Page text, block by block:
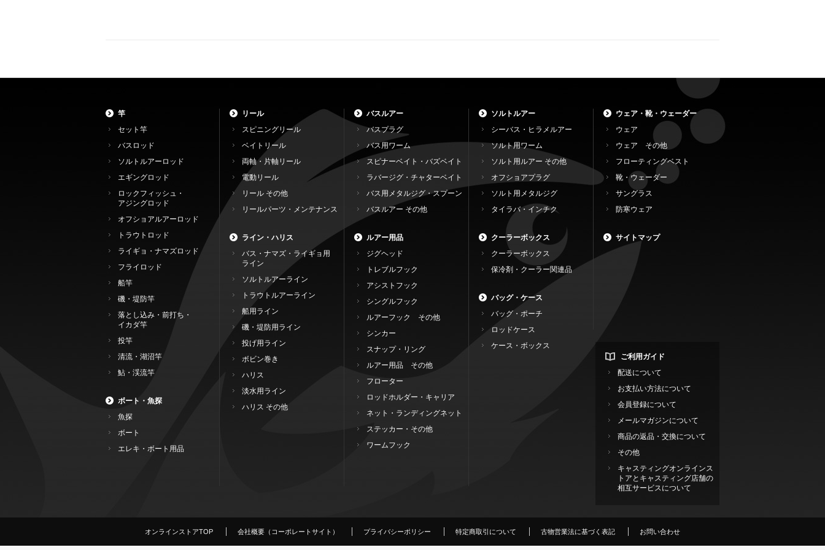
竿
セット竿
バスロッド
ソルトルアーロッド
エギングロッド
ロックフィッシュ・
アジングロッド
オフショアルアーロッド
トラウトロッド
ライギョ・ナマズロッド
フライロッド
船竿
磯・堤防竿
落とし込み・前打ち・
イカダ竿
投竿
清流・湖沼竿
鮎・渓流竿
ボート・魚探
魚探
ボート
エレキ・ボート用品
リール
スピニングリール
ベイトリール
両軸・片軸リール
電動リール
リール その他
リールパーツ・メンテナンス
ライン・ハリス
バス・ナマズ・ライギョ用
ライン
ソルトルアーライン
トラウトルアーライン
船用ライン
磯・堤防用ライン
投げ用ライン
ボビン巻き
ハリス
淡水用ライン
ハリス その他
バスルアー
バスプラグ
バス用ワーム
スピナーベイト・バズベイト
ラバージグ・チャターベイト
バス用メタルジグ・スプーン
バスルアー その他
ルアー用品
ジグヘッド
トレブルフック
アシストフック
シングルフック
ルアーフック その他
シンカー
スナップ・リング
ルアー用品 その他
フローター
ロッドホルダー・キャリア
ネット・ランディングネット
ステッカー・その他
ワームフック
ソルトルアー
シーバス・ヒラメルアー
ソルト用ワーム
ソルト用ルアー その他
オフショアプラグ
ソルト用メタルジグ
タイラバ・インチク
クーラーボックス
クーラーボックス
保冷剤・クーラー関連品
バッグ・ケース
バッグ・ポーチ
ロッドケース
ケース・ボックス
ウェア・靴・ウェーダー
ウェア
ウェア その他
フローティングベスト
靴・ウェーダー
サングラス
防寒ウェア
サイトマップ
ご利用ガイド
配送について
お支払い方法について
会員登録について
メールマガジンについて
商品の返品・交換について
その他
キャスティングオンラインス
トアとキャスティング店舗の
相互サービスについて
オンラインストアTOP 会社概要（コーポレートサイト） プライバシーポリシー 特定商取引について 古物営業法に基づく表記 お問い合わせ